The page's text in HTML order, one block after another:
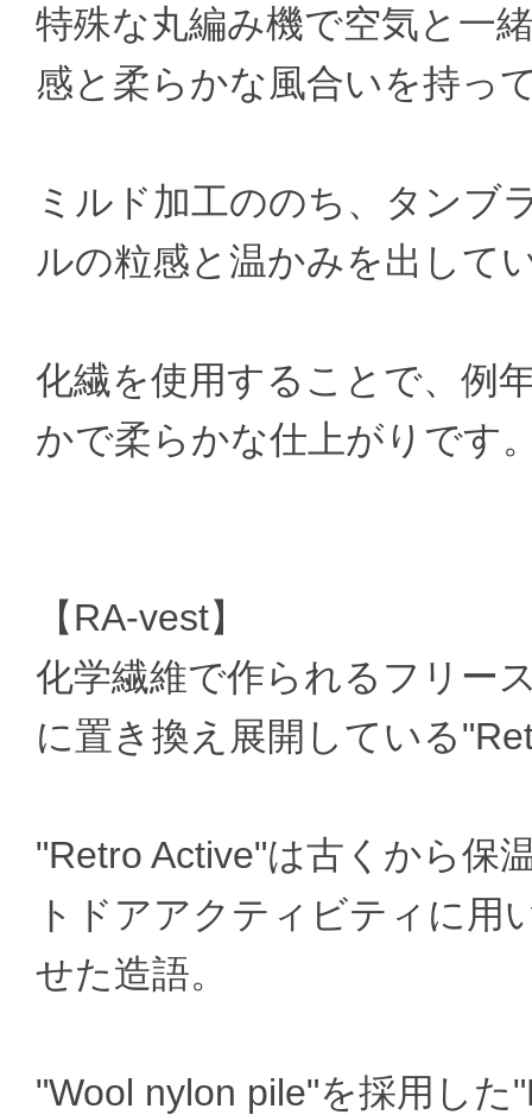
特殊な丸編み機で空気と一
感と柔らかな風合いを持っ
ミルド加工ののち、タンブ
ルの粒感と温かみを出して
化繊を使用することで、例
かで柔らかな仕上がりです
【RA-vest】
化学繊維で作られるフリー
に置き換え展開している
"Retro Active"は古くから保
トドアアクティビティに用
せた造語。
"Wool nylon pile"を採用した